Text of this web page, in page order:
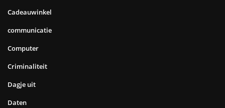
Cadeauwinkel
communicatie
Computer
Criminaliteit
Dagje uit
Daten